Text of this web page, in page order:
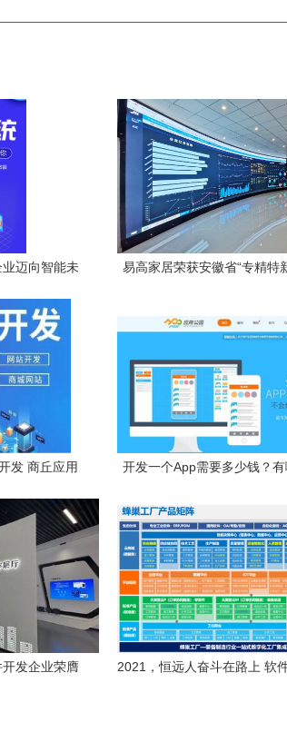
迈向智能未
易高家居荣获安徽省“专精特
发 商丘应用
开发一个App需要多少钱？
发企业荣膺
2021，恒远人奋斗在路上 软